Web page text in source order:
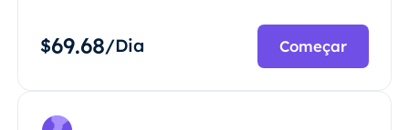
$69.68/Dia Começar